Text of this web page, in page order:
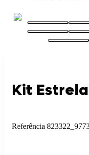
Kit
Referência